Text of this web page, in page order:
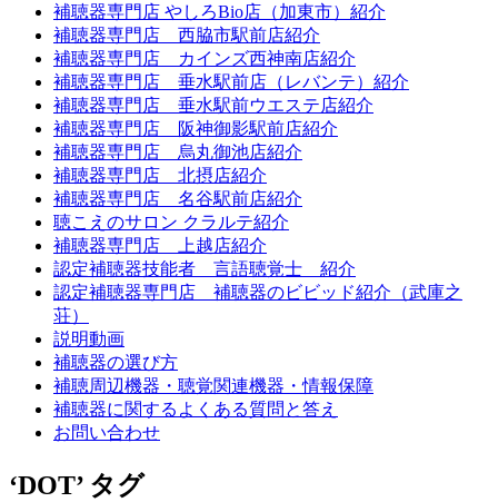
補聴器専門店 やしろBio店（加東市）紹介
補聴器専門店 西脇市駅前店紹介
補聴器専門店 カインズ西神南店紹介
補聴器専門店 垂水駅前店（レバンテ）紹介
補聴器専門店 垂水駅前ウエステ店紹介
補聴器専門店 阪神御影駅前店紹介
補聴器専門店 烏丸御池店紹介
補聴器専門店 北摂店紹介
補聴器専門店 名谷駅前店紹介
聴こえのサロン クラルテ紹介
補聴器専門店 上越店紹介
認定補聴器技能者 言語聴覚士 紹介
認定補聴器専門店 補聴器のビビッド紹介（武庫之
荘）
説明動画
補聴器の選び方
補聴周辺機器・聴覚関連機器・情報保障
補聴器に関するよくある質問と答え
お問い合わせ
‘DOT’ タグ